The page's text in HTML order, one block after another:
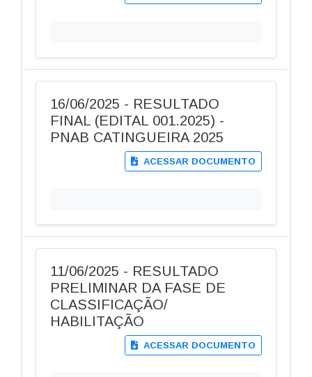
16/06/2025 - RESULTADO
FINAL (EDITAL 001.2025) -
PNAB CATINGUEIRA 2025
ACESSAR DOCUMENTO
11/06/2025 - RESULTADO
PRELIMINAR DA FASE DE
CLASSIFICAÇÃO/
HABILITAÇÃO
ACESSAR DOCUMENTO